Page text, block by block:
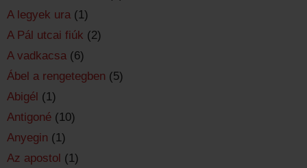
A legyek ura (1)
A Pál utcai fiúk (2)
A vadkacsa (6)
Ábel a rengetegben (5)
Abigél (1)
Antigoné (10)
Anyegin (1)
Az apostol (1)